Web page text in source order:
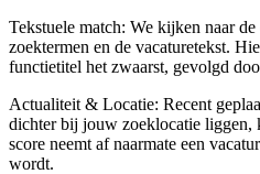
Tekstuele match: We kijken naar
zoektermen en de vacaturetekst.
functietitel het zwaarst, gevolgd
Actualiteit & Locatie: Recent
dichter bij jouw zoeklocatie liggen,
score neemt af naarmate een
wordt.